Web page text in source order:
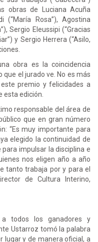
obras de Luciana Acuña
(“María Rosa”), Agostina
Sergio Eleussipi (“Gracias
y Sergio Herrera (“Asilo,
obra es la coincidencia
el jurado ve. No es más
premio y felicidades a
esta edición.
responsable del área de
que en gran número
“Es muy importante para
elegido la continuidad de
impulsar la disciplina e
nos eligen año a año
tanto trabaja por y para el
de Cultura Interino,
todos los ganadores y
Ustarroz tomó la palabra
lugar y de manera oficial, a